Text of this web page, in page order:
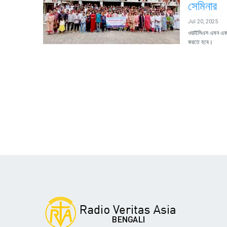
সেমিনার
Jul 20, 2025
ওয়াইসিএস এমন
করতে হবে।